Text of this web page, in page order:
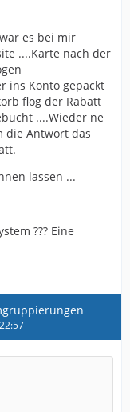
es bei mir
....Karte nach der
ins Konto gepackt
flog der Rabatt
....Wieder ne
die Antwort das
lassen ...
??? Eine